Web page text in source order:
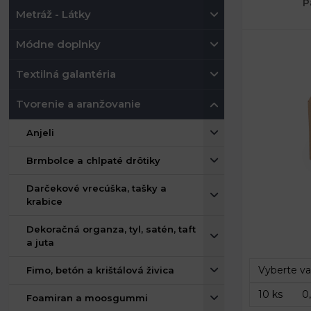
Metráž - Látky
Módne doplnky
Textilná galantéria
Tvorenie a aranžovanie
Anjeli
Brmbolce a chlpaté drôtiky
Darčekové vrecúška, tašky a
krabice
Dekoračná organza, tyl, satén, taft
a juta
Fimo, betón a krištálová živica
Foamiran a moosgummi